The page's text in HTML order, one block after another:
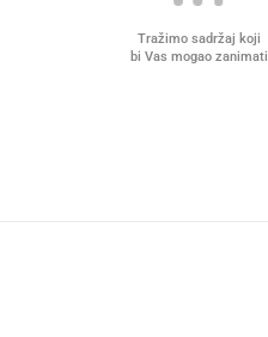
Tražimo sadržaj koji
bi Vas mogao zanimati